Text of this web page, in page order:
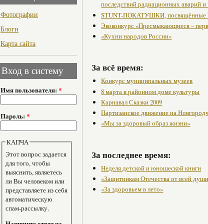
Фотографии
Блоги
Карта сайта
Вход в систему
Имя пользователя: *
Пароль: *
КАПЧА
Этот вопрос задается
для того, чтобы
выяснить, являетесь
ли Вы человеком или
представляете из себя
автоматическую
спам-рассылку.
последствий радиационных аварий
STUNT-ПОКАТУШКИ, посвящённые
Экоконкурс «Пресмыкающиеся –
«Кухни народов России»
За всё время:
Конкурс муниципальных музеев
8 марта в районном доме культуры
Карнавал Сказки 2009
Партизанское движение на
«Мы за здоровый образ жизни»
За последнее время:
Неделя детской и юношеской книги
«Защитникам Отечества от всей
«За здоровьем в лето»